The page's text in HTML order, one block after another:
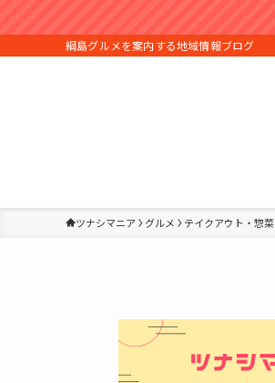
綱島グルメを案内する地域情報ブログ
ツナシマニア グルメ テイクアウト・惣菜